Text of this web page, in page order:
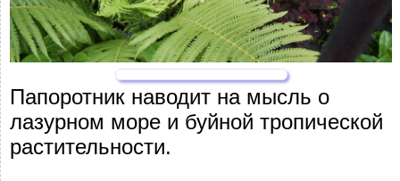
Папоротник наводит на мысль о
лазурном море и буйной тропической
растительности.